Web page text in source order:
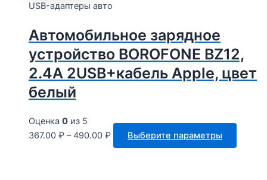
Опции
можно
USB-адаптеры авто
Автомобильное зарядное
устройство BOROFONE BZ12,
2.4А 2USB+кабель Apple, цвет
белый
Оценка 0 из 5
367.00 ₽ –490.00 ₽ Выберите параметры
товар